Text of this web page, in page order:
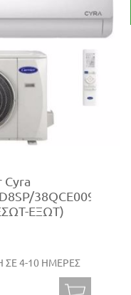
Cyra
38QCE009D8SP
ΕΞΩΤ)
ΣΕ 4-10 ΗΜΕΡΕΣ